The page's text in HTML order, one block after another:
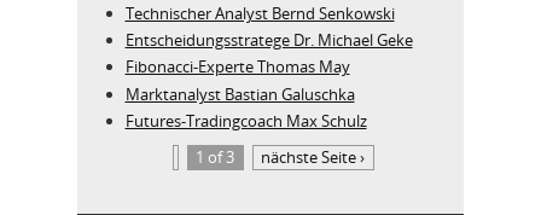
Technischer Analyst Bernd Senkowski
Entscheidungsstratege Dr. Michael Geke
Fibonacci-Experte Thomas May
Marktanalyst Bastian Galuschka
Futures-Tradingcoach Max Schulz
1 of 3
nächste Seite ›